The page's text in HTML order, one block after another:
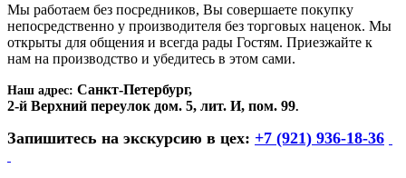
Мы работаем без посредников, Вы совершаете покупку
непосредственно у производителя без торговых наценок. Мы
открыты для общения и всегда рады Гостям. Приезжайте к
нам на производство и убедитесь в этом сами.
Наш адрес: Санкт-Петербург,
2-й Верхний переулок дом. 5, лит. И, пом. 99.
Запишитесь на экскурсию в цех: +7 (921) 936-18-36